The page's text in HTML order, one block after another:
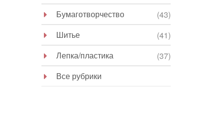
Бумаготворчество
(43)
Шитье
(41)
Лепка/пластика
(37)
Все рубрики